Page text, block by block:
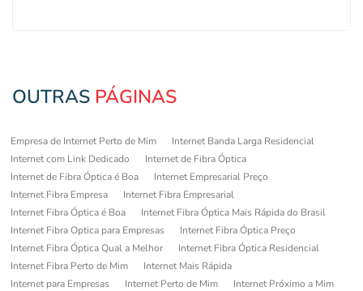
OUTRAS PÁGINAS
Empresa de Internet Perto de Mim
Internet Banda Larga Residencial
Internet com Link Dedicado
Internet de Fibra Óptica
Internet de Fibra Óptica é Boa
Internet Empresarial Preço
Internet Fibra Empresa
Internet Fibra Empresarial
Internet Fibra Óptica é Boa
Internet Fibra Óptica Mais Rápida do Brasil
Internet Fibra Optica para Empresas
Internet Fibra Óptica Preço
Internet Fibra Óptica Qual a Melhor
Internet Fibra Óptica Residencial
Internet Fibra Perto de Mim
Internet Mais Rápida
Internet para Empresas
Internet Perto de Mim
Internet Próximo a Mim